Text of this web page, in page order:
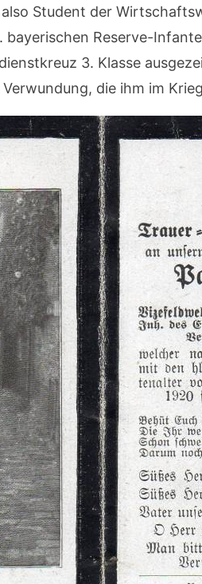
Student der
Reserve-
3. Klasse
die ihm im